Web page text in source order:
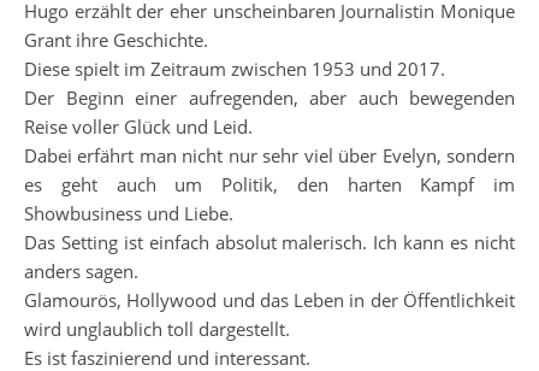
Hugo erzählt der eher unscheinbaren Journalistin Monique
Grant ihre Geschichte.
Diese spielt im Zeitraum zwischen 1953 und 2017.
Der Beginn einer aufregenden, aber auch bewegenden
Reise voller Glück und Leid.
Dabei erfährt man nicht nur sehr viel über Evelyn, sondern
es geht auch um Politik, den harten Kampf im
Showbusiness und Liebe.
Das Setting ist einfach absolut malerisch. Ich kann es nicht
anders sagen.
Glamourös, Hollywood und das Leben in der Öffentlichkeit
wird unglaublich toll dargestellt.
Es ist faszinierend und interessant.